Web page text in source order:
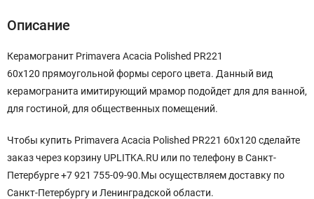
Описание
Керамогранит Primavera Acacia Polished PR221
60x120 прямоугольной формы серого цвета. Данный вид
керамогранита имитирующий мрамор подойдет для для ванной,
для гостиной, для общественных помещений.
Чтобы купить Primavera Acacia Polished PR221 60x120 сделайте
заказ через корзину UPLITKA.RU или по телефону в Санкт-
Петербурге +7 921 755-09-90.Мы осуществляем доставку по
Санкт-Петербургу и Ленинградской области.